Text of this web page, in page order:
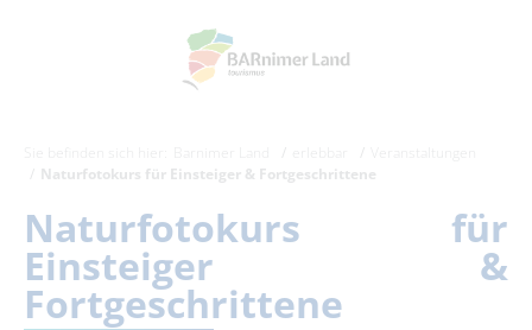
Naturfotokurs für Einsteiger & Fortgeschrittene
Naturfotokurs für
Einsteiger &
Fortgeschrittene